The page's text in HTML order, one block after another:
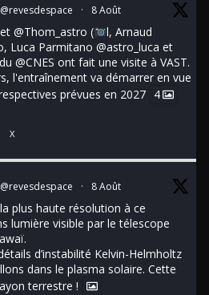
@revesdespace · 8 Août
@Thom_astro (
l, Arnaud
, Luca Parmitano @astro_luca et
@CNES ont fait une visite à VAST.
l'entraînement va démarrer en vue
prévues en 2027 4
X
@revesdespace · 8 Août
plus haute résolution à ce
lumière visible par le télescope
d’instabilité Kelvin-Helmholtz
dans le plasma solaire. Cette
terrestre !